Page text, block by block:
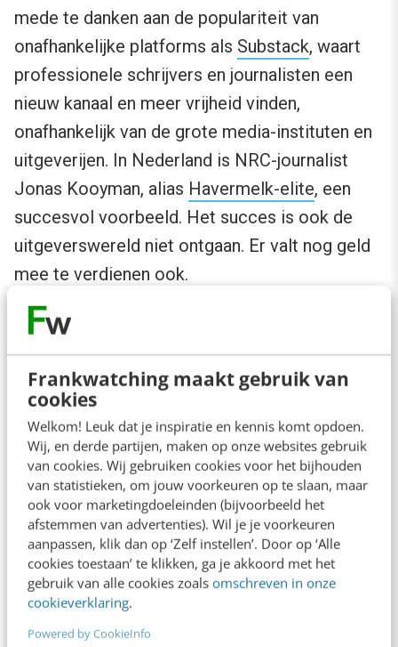
Frankwatching maakt gebruik van
cookies
Welkom! Leuk dat je inspiratie en kennis komt opdoen.
Wij, en derde partijen, maken op onze websites gebruik
van cookies. Wij gebruiken cookies voor het bijhouden
van statistieken, om jouw voorkeuren op te slaan, maar
ook voor marketingdoeleinden (bijvoorbeeld het
afstemmen van advertenties). Wil je je voorkeuren
aanpassen, klik dan op ‘Zelf instellen’. Door op ‘Alle
cookies toestaan’ te klikken, ga je akkoord met het
gebruik van alle cookies zoals omschreven in onze
cookieverklaring.
Powered by CookieInfo
mede te danken aan de populariteit van
onafhankelijke platforms als Substack, waart
professionele schrijvers en journalisten een
nieuw kanaal en meer vrijheid vinden,
onafhankelijk van de grote media-instituten en
uitgeverijen. In Nederland is NRC-journalist
Jonas Kooyman, alias Havermelk-elite, een
succesvol voorbeeld. Het succes is ook de
uitgeverswereld niet ontgaan. Er valt nog geld
mee te verdienen ook.
Ook in de opkomst van de persoonlijke tone-
of-voice is de invloed van social media
onmiskenbaar aanwezig. Terwijl het vertrouwen
in de traditionele media-instituten langzaam
afbrokkelt, zoals John Verhoeven constateert
indit artikel , is er een influencers-community
(of breder,creator economy) opgestaan die
ons ‘persoonlijk’ aanspreekt, informeel en met
een eigen stem, en een manier van spreken die
dichtbij ons staat. Dat voelt soms ‘echter’ of
authentieker dan de gezichtsloze, anonieme
merken en organisaties.